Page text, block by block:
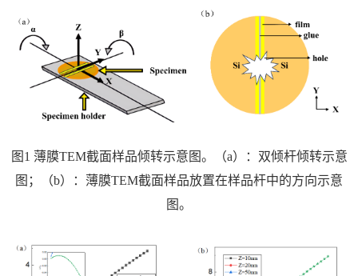
图1 薄膜TEM截面样品倾转示意图。（a）：双倾杆倾转示意
图；（b）：薄膜TEM截面样品放置在样品杆中的方向示意
图。